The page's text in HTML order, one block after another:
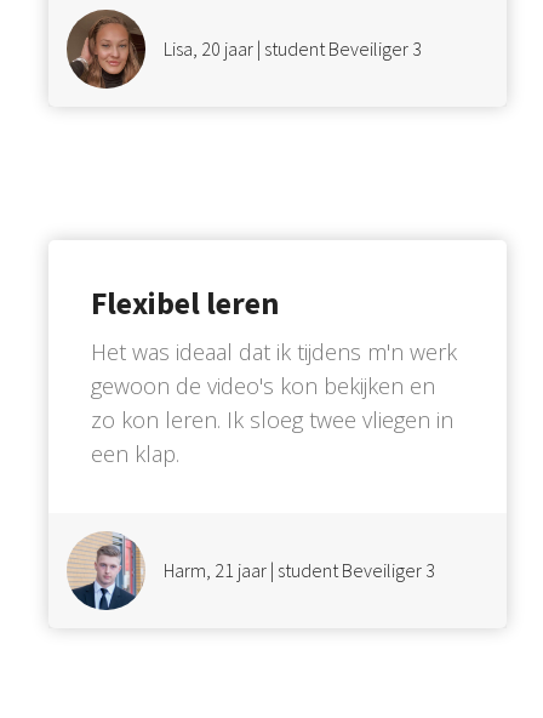
Lisa, 20 jaar | student Beveiliger 3
Flexibel leren
Het was ideaal dat ik tijdens m'n werk
gewoon de video's kon bekijken en
zo kon leren. Ik sloeg twee vliegen in
een klap.
Harm, 21 jaar | student Beveiliger 3